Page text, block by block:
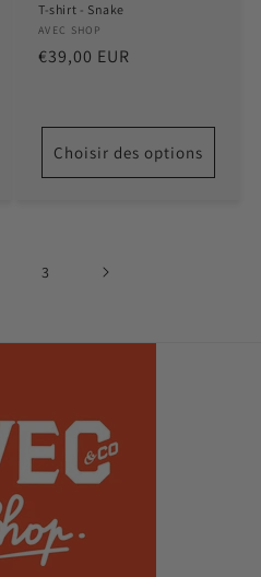
T-shirt - Snake
Distributeur :
AVEC SHOP
Prix
€39,00 EUR
Choisir des options
3